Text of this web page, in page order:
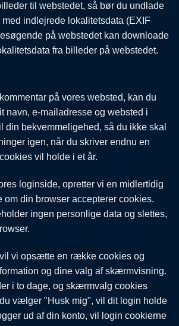
til webstedet, så bør du undlade
indlejrede lokalitetsdata (EXIF
på webstedet kan downloade
fra billeder på webstedet.
på vores websted, kan du
navn, e-mailadresse og websted i
din bekvemmeligehed, så du ikke skal
igen, når du skriver endnu en
vil holde i et år.
loginside, opretter vi en midlertidig
om din browser accepterer cookies.
ingen personlige data og slettes,
vi opsætte en række cookies og
og dine valg af skærmvisning.
i to dage, og skærmvalg cookies
vælger "Husk mig", vil dit login holde
ud af din konto, vil login cookierne